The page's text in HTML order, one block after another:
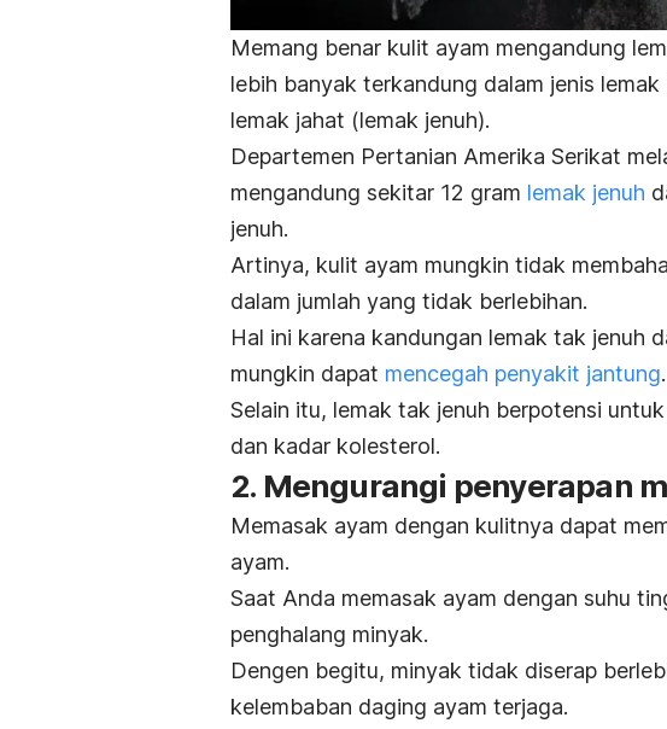
Memang benar kulit ayam mengandung
lebih banyak terkandung dalam jenis lemak
lemak jahat (lemak jenuh).
Departemen Pertanian Amerika Serikat
mengandung sekitar 12 gram lemak jenuh
jenuh.
Artinya, kulit ayam mungkin tidak
dalam jumlah yang tidak berlebihan.
Hal ini karena kandungan lemak tak jenuh
mungkin dapat mencegah penyakit jantung.
Selain itu, lemak tak jenuh berpotensi
dan kadar kolesterol.
2. Mengurangi penyerapan
Memasak ayam dengan kulitnya dapat
ayam.
Saat Anda memasak ayam dengan suhu
penghalang minyak.
Dengen begitu, minyak tidak diserap
kelembaban daging ayam terjaga.